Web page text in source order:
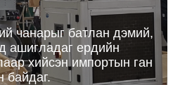
чанарыг батлан ​​дэмий,
ашигладаг ердийн
хийсэн импортын ган
байдаг.